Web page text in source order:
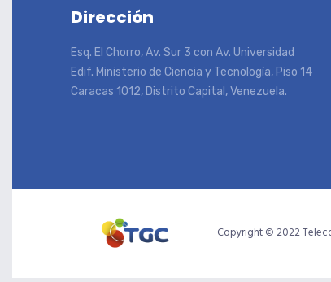
Dirección
Esq. El Chorro, Av. Sur 3 con Av. Universidad
Edif. Ministerio de Ciencia y Tecnología, Piso 14
Caracas 1012, Distrito Capital, Venezuela.
Copyright © 2022